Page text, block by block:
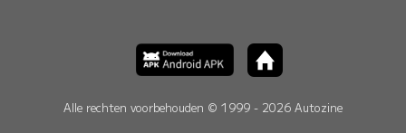
Alle rechten voorbehouden © 1999 - 2026 Autozine